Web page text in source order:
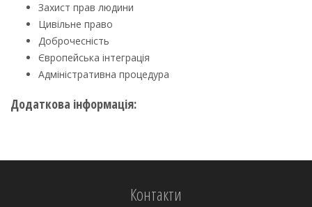
Захист прав людини
Цивільне право
Доброчесність
Європейська інтеграція
Адміністративна процедура
Додаткова інформація:
Контакти